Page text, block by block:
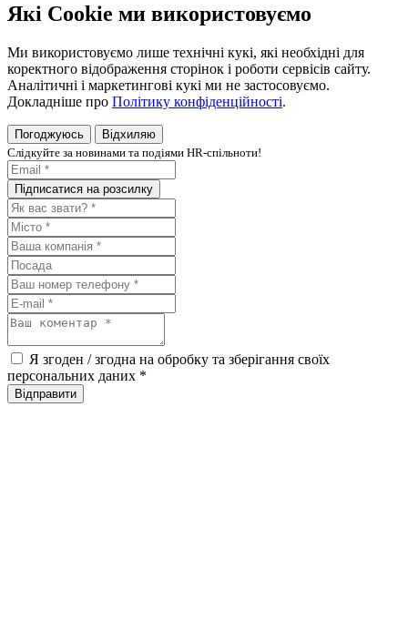
Які Cookie ми використовуємо
Ми використовуємо лише технічні кукі, які необхідні для
коректного відображення сторінок і роботи сервісів сайту.
Аналітичні і маркетингові кукі ми не застосовуємо.
Докладніше про Політику конфіденційності.
Погоджуюсь
Відхиляю
Слiдкуйте за новинами та подiями HR-спiльноти!
Я згоден / згодна на обробку та зберігання своїх
персональних даних *